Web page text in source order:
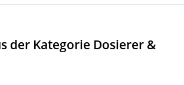
der Kategorie Dosierer &